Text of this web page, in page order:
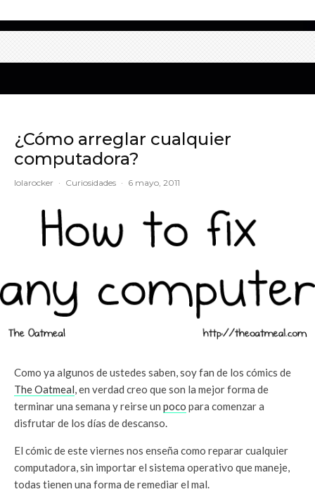
¿Cómo arreglar cualquier
computadora?
lolarocker · Curiosidades · 6 mayo, 2011
Como ya algunos de ustedes saben, soy fan de los cómics de
The Oatmeal, en verdad creo que son la mejor forma de
terminar una semana y reirse un poco para comenzar a
disfrutar de los días de descanso.
El cómic de este viernes nos enseña como reparar cualquier
computadora, sin importar el sistema operativo que maneje,
todas tienen una forma de remediar el mal.